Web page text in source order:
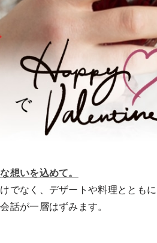
想いを込めて。
でなく、デザートや料理ととも
話が一層はずみます。